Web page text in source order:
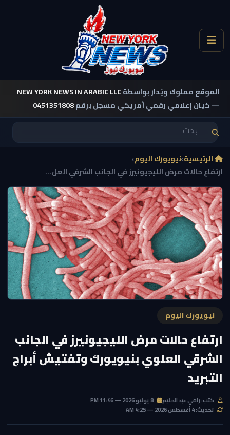
الموقع مملوك ويُدار بواسطةNEW YORK NEWS IN ARABIC LLC
— كيان إعلامي رقمي أمريكي مسجل برقم0451351808
الرئيسية›نيويورك اليوم›
ارتفاع حالات مرض الليجيونيرز في الجانب الشرقي العل...
نيويورك اليوم
ارتفاع حالات مرض الليجيونيرز في الجانب
الشرقي العلوي بنيويورك وتفتيش أبراج
التبريد
كتب: رامي عبد الحليم
تحديث: 4 أغسطس 2026 — 4:25 AM